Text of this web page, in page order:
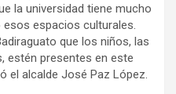
la universidad tiene mucho
espacios culturales.
que los niños, las
estén presentes en este
el alcalde José Paz López.